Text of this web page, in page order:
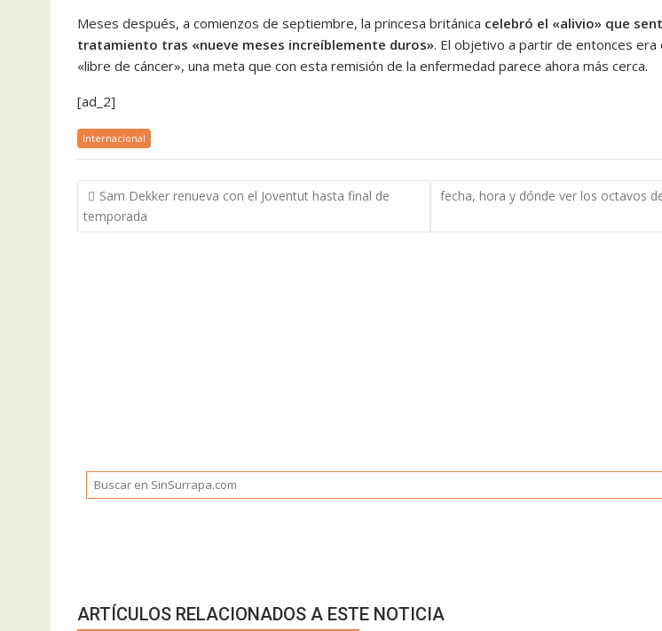
Meses después, a comienzos de septiembre, la princesa británica celebró el «alivio» que
tratamiento tras «nueve meses increíblemente duros». El objetivo a partir de entonces era
«libre de cáncer», una meta que con esta remisión de la enfermedad parece ahora más cerca.
[ad_2]
Internacional
Navegación
de
entradas
Sam Dekker renueva con el Joventut hasta final de
temporada
fecha, hora y dónde ver los octavos
ARTÍCULOS RELACIONADOS A ESTE NOTICIA